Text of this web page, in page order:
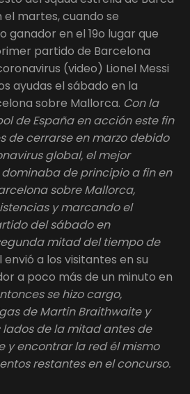
martes, cuando se
en el 19o lugar que
partido de Barcelona
(video) Lionel Messi
ayudas el sábado en la
sobre Mallorca. Con la
de España en acción este fin
de cerrarse en marzo debido
global, el mejor
de principio a fin en
sobre Mallorca,
y marcando el
del sábado en
mitad del tiempo de
a los visitantes en su
a poco más de un minuto en
se hizo cargo,
de Martin Braithwaite y
de la mitad antes de
y encontrar la red él mismo
restantes en el concurso.